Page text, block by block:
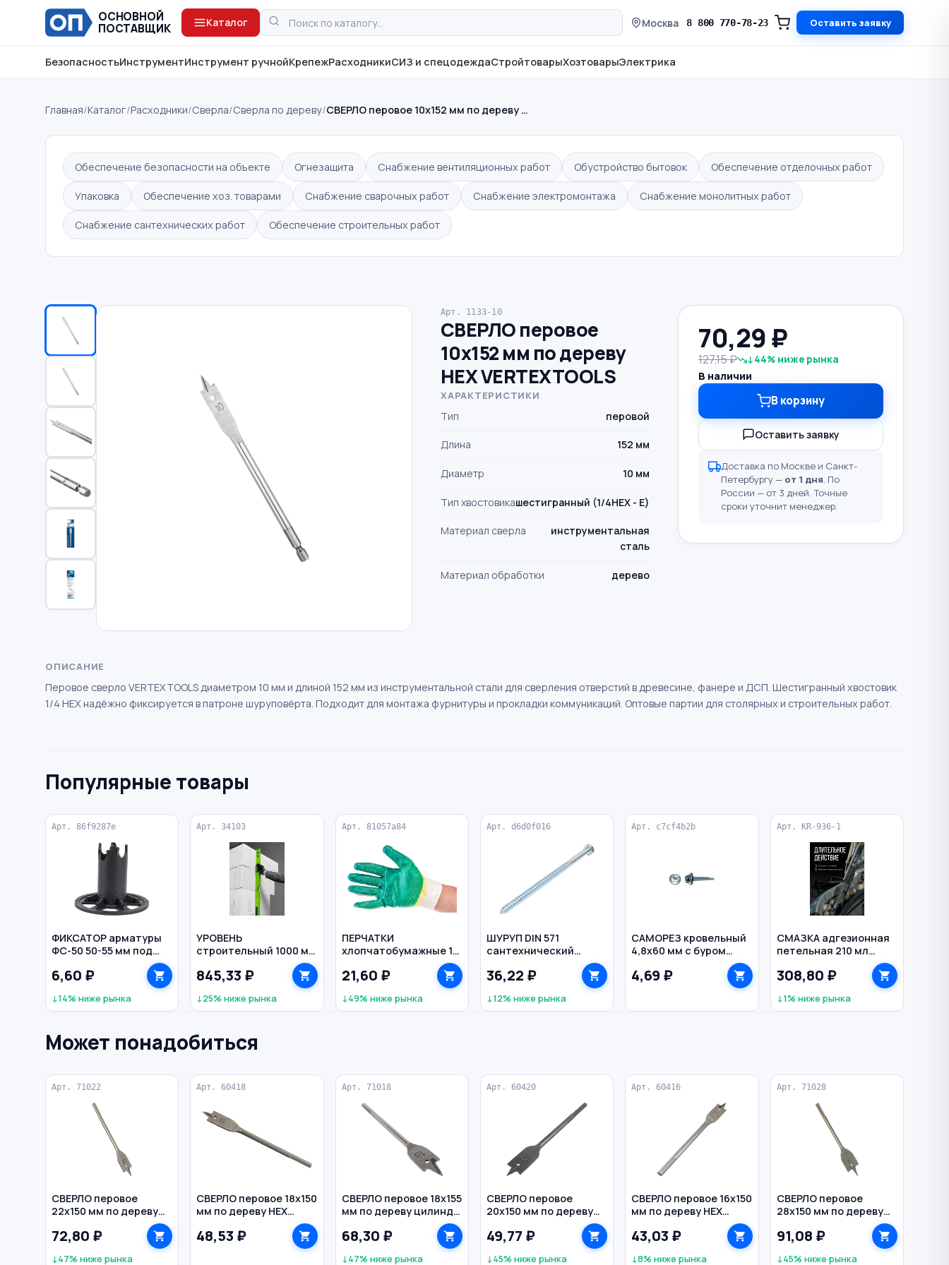
ОСНОВНОЙ
ПОСТАВЩИК
Каталог Москва 8 800 770-78-23 Оставить заявку
БезопасностьИнструментИнструмент ручнойКрепежРасходникиСИЗ и спецодеждаСтройтоварыХозтоварыЭлектрика
Главная/Каталог/Расходники/Сверла/Сверла по дереву/СВЕРЛО перовое 10х152 мм по дереву …
Обеспечение безопасности на объекте Огнезащита Снабжение вентиляционных работ Обустройство бытовок Обеспечение отделочных работ
Упаковка Обеспечение хоз. товарами Снабжение сварочных работ Снабжение электромонтажа Снабжение монолитных работ
Снабжение сантехнических работ Обеспечение строительных работ
Арт. 1133-10
СВЕРЛО перовое
10х152 мм по дереву
HEX VERTEXTOOLS
ХАРАКТЕРИСТИКИ
Тип перовой
Длина 152 мм
Диаметр 10 мм
Тип хвостовикашестигранный (1/4HEX - E)
Материал сверла
инструментальная
сталь
Материал обработки дерево
70,29₽
127,15 ₽ ↓44% ниже рынка
В наличии
В корзину
Оставить заявку
Доставка по Москве и Санкт-
Петербургу — от 1 дня. По
России — от 3 дней. Точные
сроки уточнит менеджер.
ОПИСАНИЕ
Перовое сверло VERTEXTOOLS диаметром 10 мм и длиной 152 мм из инструментальной стали для сверления отверстий в древесине, фанере и ДСП. Шестигранный хвостовик
1/4 HEX надёжно фиксируется в патроне шуруповёрта. Подходит для монтажа фурнитуры и прокладки коммуникаций. Оптовые партии для столярных и строительных работ.
Популярные товары
Арт. 86f9287e
ФИКСАТОР арматуры
ФС-50 50-55 мм под
6,60 ₽
↓14% ниже рынка
Арт. 34103
УРОВЕНЬ
строительный 1000 мм
фрезерованный
СИБРТЕХ
845,33 ₽
↓25% ниже рынка
Арт. 81057a84
ПЕРЧАТКИ
хлопчатобумажные 13
покрытие двойной
21,60 ₽
↓49% ниже рынка
Арт. d6d0f016
ШУРУП DIN 571
сантехнический
36,22 ₽
↓12% ниже рынка
Арт. c7cf4b2b
САМОРЕЗ кровельный
4,8х60 мм с буром
4,69 ₽
Арт. KR-936-1
СМАЗКА адгезионная
петельная 210 мл
308,80 ₽
↓1% ниже рынка
Может понадобиться
Арт. 71022
СВЕРЛО перовое
22х150 мм по дереву
72,80 ₽
↓47% ниже рынка
Арт. 60418
СВЕРЛО перовое 18х150
мм по дереву HEX
48,53 ₽
Арт. 71018
СВЕРЛО перовое 18х155
мм по дереву цилиндр
68,30 ₽
↓47% ниже рынка
Арт. 60420
СВЕРЛО перовое
20х150 мм по дереву
49,77 ₽
↓45% ниже рынка
Арт. 60416
СВЕРЛО перовое 16х150
мм по дереву HEX
43,03 ₽
↓8% ниже рынка
Арт. 71028
СВЕРЛО перовое
28х150 мм по дереву
91,08 ₽
↓45% ниже рынка